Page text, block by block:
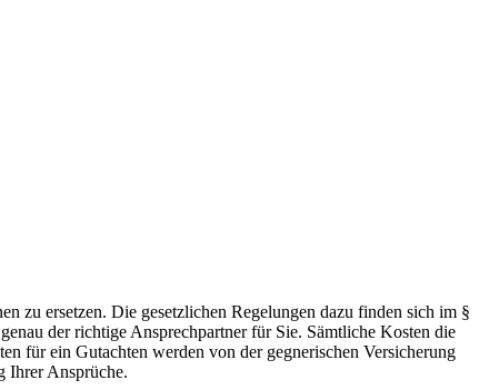
zu ersetzen. Die gesetzlichen Regelungen dazu finden sich im §
der richtige Ansprechpartner für Sie. Sämtliche Kosten die
für ein Gutachten werden von der gegnerischen Versicherung
Ihrer Ansprüche.